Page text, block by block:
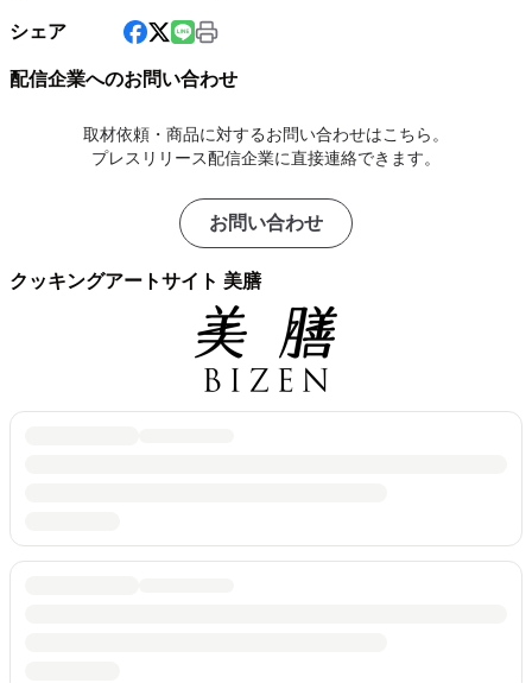
シェア
配信企業へのお問い合わせ
取材依頼・商品に対するお問い合わせはこちら。
プレスリリース配信企業に直接連絡できます。
お問い合わせ
クッキングアートサイト 美膳